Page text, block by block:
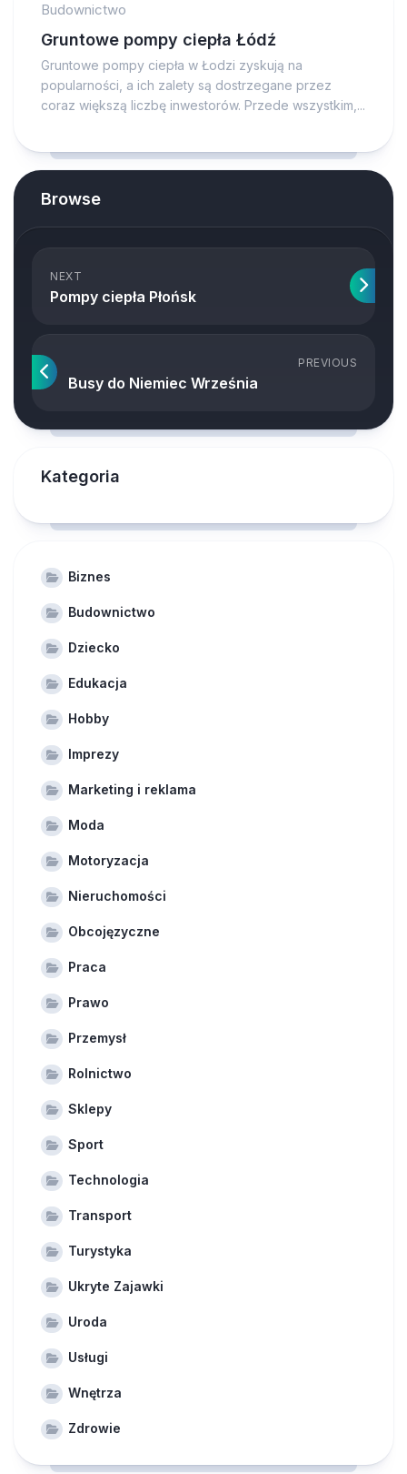
Budownictwo
Gruntowe pompy ciepła Łódź
Gruntowe pompy ciepła w Łodzi zyskują na
popularności, a ich zalety są dostrzegane przez
coraz większą liczbę inwestorów. Przede wszystkim,...
Browse
NEXT
Pompy ciepła Płońsk
PREVIOUS
Busy do Niemiec Września
Kategoria
Biznes
Budownictwo
Dziecko
Edukacja
Hobby
Imprezy
Marketing i reklama
Moda
Motoryzacja
Nieruchomości
Obcojęzyczne
Praca
Prawo
Przemysł
Rolnictwo
Sklepy
Sport
Technologia
Transport
Turystyka
Ukryte Zajawki
Uroda
Usługi
Wnętrza
Zdrowie